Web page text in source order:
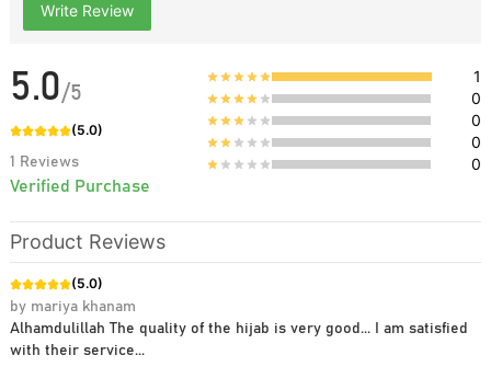
Write Review
5.0/5
(5.0)
1 Reviews
Verified Purchase
1
0
0
0
0
Product Reviews
(5.0)
by mariya khanam
Alhamdulillah The quality of the hijab is very good... I am satisfied
with their service...